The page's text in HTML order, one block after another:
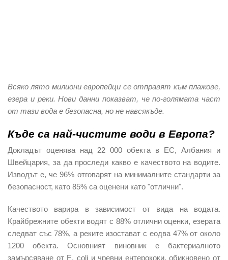
Всяко лято милиони европейци се отправят към плажове,
езера и реки. Нови данни показват, че по-голямата част
от тази вода е безопасна, но не навсякъде.
Къде са най-чистите води в Европа?
Докладът оценява над 22 000 обекта в ЕС, Албания и
Швейцария, за да проследи какво е качеството на водите.
Изводът е, че 96% отговарят на минималните стандарти за
безопасност, като 85% са оценени като "отлични".
Качеството варира в зависимост от вида на водата.
Крайбрежните обекти водят с 88% отлични оценки, езерата
следват със 78%, а реките изостават с eoдва 47% от около
1200 обекта. Основният виновник е бактериалното
замърсяване от E. coli и чревни ентерококи, обикновено от